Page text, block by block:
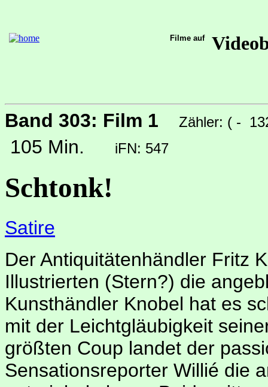
Filme auf
Band 303: Film 1 Zähler: ( -
105 Min. iFN: 547
Schtonk!
Satire
Der Antiquitätenhändler Fritz
Illustrierten (Stern?) die
Kunsthändler Knobel hat es
mit der Leichtgläubigkeit
größten Coup landet der
Sensationsreporter Willié die